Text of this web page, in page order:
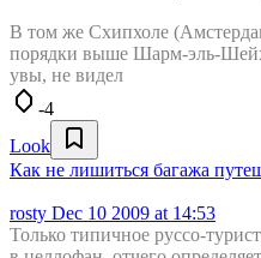
В том же Схипхоле
порядки выше Шарм-эль-
увы, не видел
-4
Look
Как не лишиться багажа
rosty Dec 10 2009 at 14:53
Только типичное руссо-